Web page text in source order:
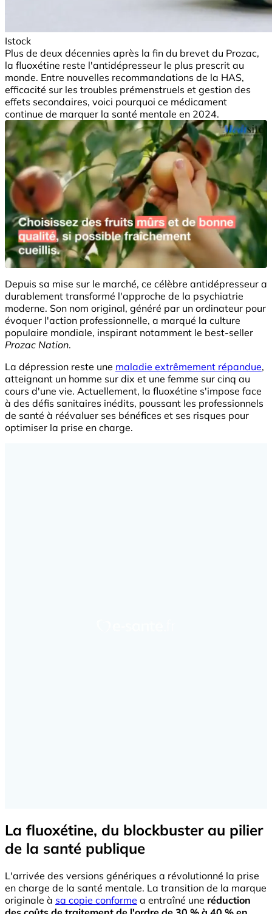
Istock
Plus de deux décennies après la fin du brevet du Prozac,
la fluoxétine reste l'antidépresseur le plus prescrit au
monde. Entre nouvelles recommandations de la HAS,
efficacité sur les troubles prémenstruels et gestion des
effets secondaires, voici pourquoi ce médicament
continue de marquer la santé mentale en 2024.
Depuis sa mise sur le marché, ce célèbre antidépresseur a
durablement transformé l'approche de la psychiatrie
moderne. Son nom original, généré par un ordinateur pour
évoquer l'action professionnelle, a marqué la culture
populaire mondiale, inspirant notamment le best-seller
Prozac Nation.
La dépression reste une maladie extrêmement répandue,
atteignant un homme sur dix et une femme sur cinq au
cours d'une vie. Actuellement, la fluoxétine s'impose face
à des défis sanitaires inédits, poussant les professionnels
de santé à réévaluer ses bénéfices et ses risques pour
optimiser la prise en charge.
La fluoxétine, du blockbuster au pilier
de la santé publique
L'arrivée des versions génériques a révolutionné la prise
en charge de la santé mentale. La transition de la marque
originale à sa copie conforme a entraîné une réduction